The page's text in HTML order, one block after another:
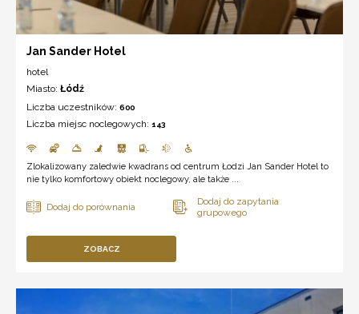
Jan Sander Hotel
hotel
Miasto: Łódź
Liczba uczestników: 600
Liczba miejsc noclegowych: 143
Zlokalizowany zaledwie kwadrans od centrum Łodzi Jan Sander Hotel to
nie tylko komfortowy obiekt noclegowy, ale także ...
ZOBACZ